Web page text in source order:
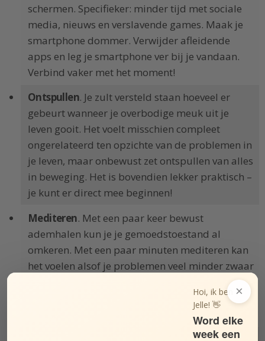
schermen. Specifieker: minder tijd met sociale
media, nieuws en verslavende games. Maak je
smartphone dommer. Verwijder afleidende
apps en leg je smartphone ver bij je vandaan.
Verbind vaker met het moment!
Ontspullen. Je zult versteld staan hoeveel er
gebeurt wanneer je overbodige meuk uit je
leven gooit. Het voelt misschien compleet
ongerelateerd ten opzichte van de problemen in
je leven, maar onbewust zet ontspullen van alles
in beweging. Het is bovendien lekker praktisch –
je kunt er direct mee beginnen!
Mediteren. Met een paar keer bewust
ademhalen kun je je gemoedstoestand al
omkeren. Met een paar minuten mediteren kan
het voelen alsof je problemen veel minder zwaar
zijn geworden. Doe het een paar minuten per
dag, en je gaat in sneltreinvaart richting een
breder perspectief en meer innerlijke rust.
×
Hoi, ik ben
Jelle! 👋
Word elke
week een